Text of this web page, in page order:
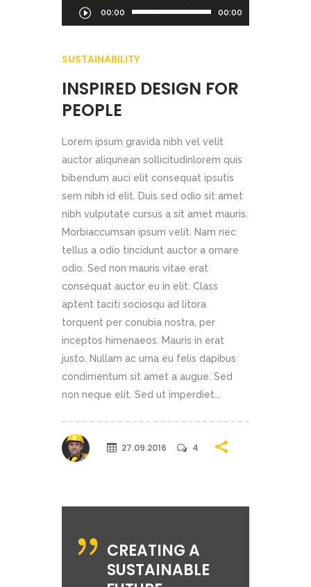
Audio
Player
00:00 00:00
SUSTAINABILITY
INSPIRED DESIGN FOR
PEOPLE
Lorem ipsum gravida nibh vel velit
auctor aliqunean sollicitudinlorem quis
bibendum auci elit consequat ipsutis
sem nibh id elit. Duis sed odio sit amet
nibh vulputate cursus a sit amet mauris.
Morbiaccumsan ipsum velit. Nam nec
tellus a odio tincidunt auctor a ornare
odio. Sed non mauris vitae erat
consequat auctor eu in elit. Class
aptent taciti sociosqu ad litora
torquent per conubia nostra, per
inceptos himenaeos. Mauris in erat
justo. Nullam ac urna eu felis dapibus
condimentum sit amet a augue. Sed
non neque elit. Sed ut imperdiet...
27.09.2016 4
CREATING A
SUSTAINABLE